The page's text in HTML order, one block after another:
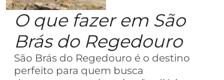
O que fazer em São
Brás do Regedouro
São Brás do Regedouro é o destino
perfeito para quem busca